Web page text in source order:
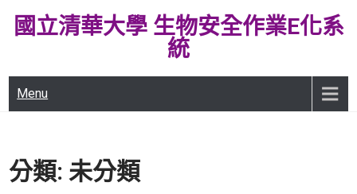
國立清華大學 生物安全作業E化系
統
Menu
分類:未分類